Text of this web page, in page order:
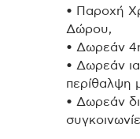
• Παροχή
Δώρου,
• Δωρεάν
• Δωρεάν
περίθαλψη
• Δωρεάν